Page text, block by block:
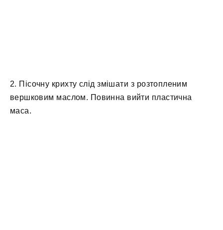
2. Пісочну крихту слід змішати з розтопленим
вершковим маслом. Повинна вийти пластична
маса.